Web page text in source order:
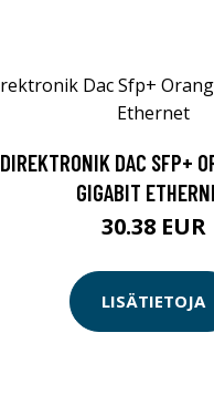
DIREKTRONIK DAC SFP+
GIGABIT
30.38 EUR
LISÄTIETOJA